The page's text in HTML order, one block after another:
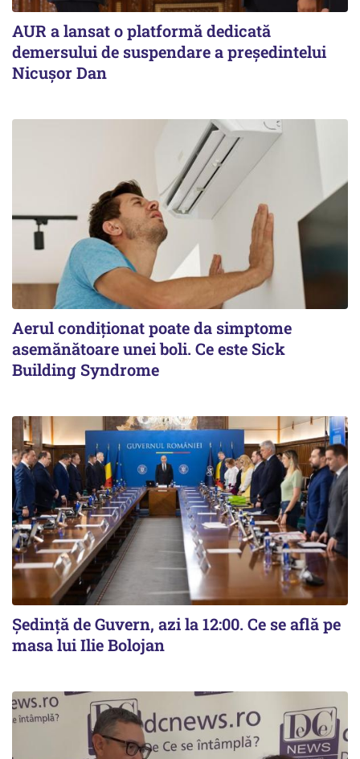
AUR a lansat o platformă dedicată
demersului de suspendare a președintelui
Nicușor Dan
Aerul condiționat poate da simptome
asemănătoare unei boli. Ce este Sick
Building Syndrome
Ședință de Guvern, azi la 12:00. Ce se află pe
masa lui Ilie Bolojan